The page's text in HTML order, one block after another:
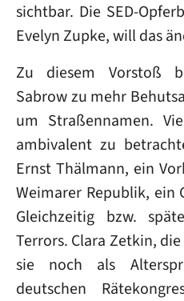
sichtbar. Die SED-
Evelyn Zupke, will das
Zu diesem Vorstoß
Sabrow zu mehr
um Straßennamen.
ambivalent zu
Ernst Thälmann, ein
Weimarer Republik, ein
Gleichzeitig bzw.
Terrors. Clara Zetkin,
sie noch als
deutschen